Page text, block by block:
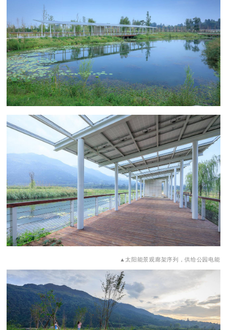
▲太阳能景观廊架序列，供给公园电能